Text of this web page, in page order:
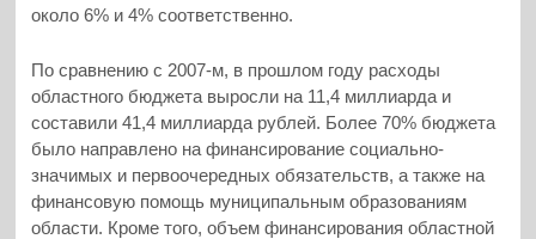
около 6% и 4% соответственно.
По сравнению с 2007-м, в прошлом году расходы
областного бюджета выросли на 11,4 миллиарда и
составили 41,4 миллиарда рублей. Более 70% бюджета
было направлено на финансирование социально-
значимых и первоочередных обязательств, а также на
финансовую помощь муниципальным образованиям
области. Кроме того, объем финансирования областной